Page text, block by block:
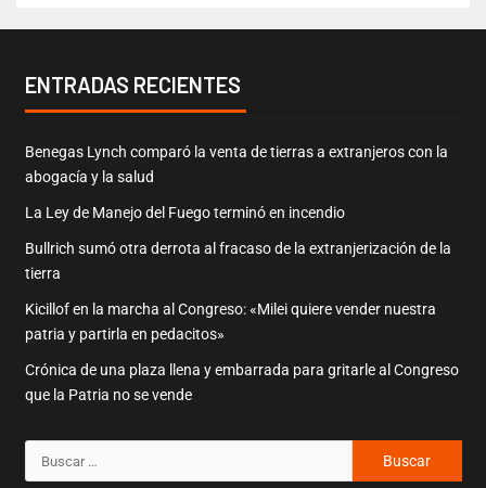
ENTRADAS RECIENTES
Benegas Lynch comparó la venta de tierras a extranjeros con la
abogacía y la salud
La Ley de Manejo del Fuego terminó en incendio
Bullrich sumó otra derrota al fracaso de la extranjerización de la
tierra
Kicillof en la marcha al Congreso: «Milei quiere vender nuestra
patria y partirla en pedacitos»
Crónica de una plaza llena y embarrada para gritarle al Congreso
que la Patria no se vende